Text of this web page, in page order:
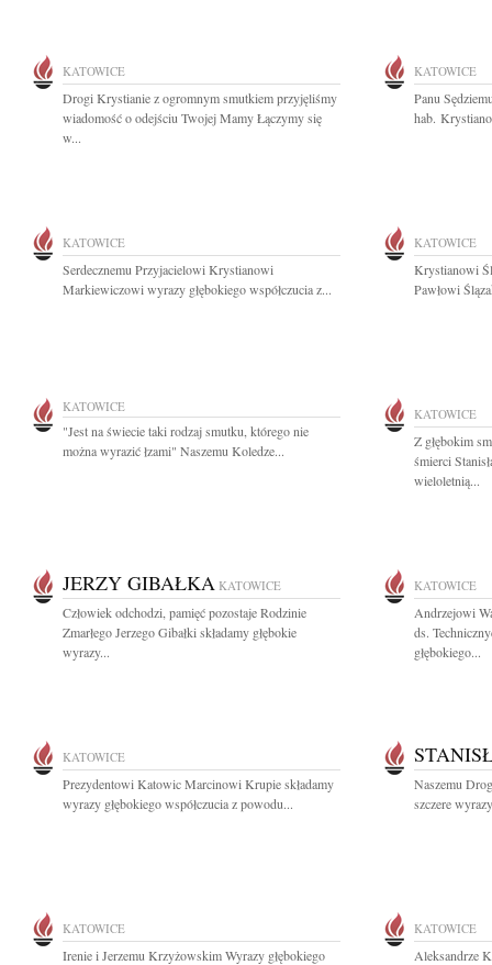
KATOWICE
Drogi Krystianie z ogromnym smutkiem przyjęliśmy
wiadomość o odejściu Twojej Mamy Łączymy się
w...
KATOWICE
Panu
hab.
KATOWICE
Serdecznemu Przyjacielowi Krystianowi
Markiewiczowi wyrazy głębokiego współczucia z...
KATOWICE
Krystianowi
Pawłowi
KATOWICE
"Jest na świecie taki rodzaj smutku, którego nie
można wyrazić łzami" Naszemu Koledze...
KATOWICE
Z głębokim
śmierci
wieloletnią...
JERZY GIBAŁKA KATOWICE
Człowiek odchodzi, pamięć pozostaje Rodzinie
Zmarłego Jerzego Gibałki składamy głębokie
wyrazy...
KATOWICE
Andrzejowi
ds.
głębokiego...
KATOWICE
Prezydentowi Katowic Marcinowi Krupie składamy
wyrazy głębokiego współczucia z powodu...
Naszemu
szczere
KATOWICE
Irenie i Jerzemu Krzyżowskim Wyrazy głębokiego
KATOWICE
Aleksandrze